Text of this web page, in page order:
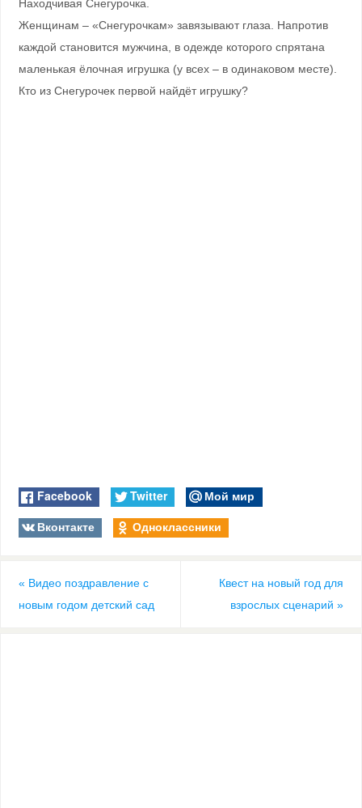
Находчивая Снегурочка.
Женщинам – «Снегурочкам» завязывают глаза. Напротив
каждой становится мужчина, в одежде которого спрятана
маленькая ёлочная игрушка (у всех – в одинаковом месте).
Кто из Снегурочек первой найдёт игрушку?
Facebook Twitter
Мой мир
Вконтакте
Одноклассники
« Видео поздравление с
новым годом детский сад
Квест на новый год для
взрослых сценарий»